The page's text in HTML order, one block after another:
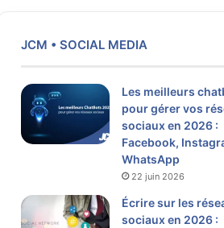
JCM • SOCIAL MEDIA
Les meilleurs
pour gérer vos
sociaux en 2026 :
Facebook,
WhatsApp
22 juin 2026
Écrire sur les
sociaux en 2026 :